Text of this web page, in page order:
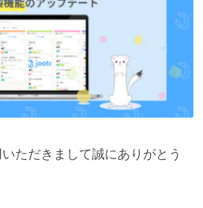
ただきまして誠にありがとう